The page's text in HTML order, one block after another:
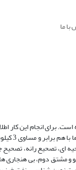
ما
سنجی که به
ای، تصحیع رانه،
مشتق دوم، بی هنجاری